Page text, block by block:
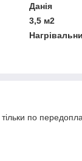
Данія
3,5 м2
по